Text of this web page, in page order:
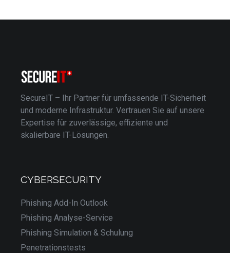
SecureIT – Ihr Partner für umfassende IT-Sicherheit
und moderne Infrastruktur. Vertrauen Sie auf unsere
Expertise für zuverlässige, effiziente und
skalierbare IT-Lösungen.
CYBERSECURITY
Phishing Add-In Outlook
Phishing Analyse-Service
Phishing Simulation & Schulung
Penetrationstests